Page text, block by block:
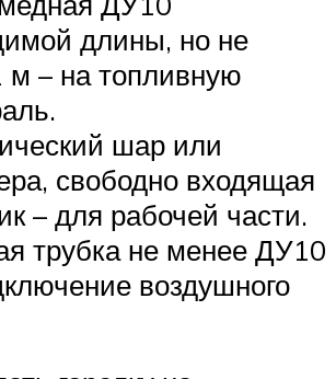
длины, но не
м – на топливную
шар или
свободно входящая
– для рабочей части.
трубка не менее ДУ10
воздушного